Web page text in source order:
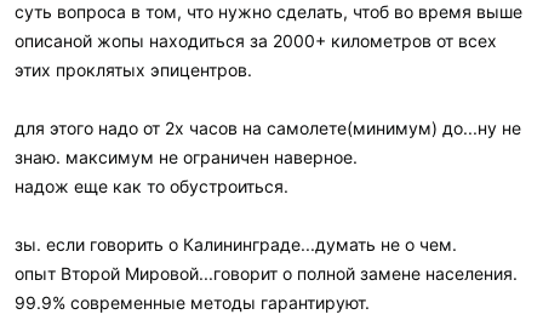
суть вопроса в том, что нужно сделать, чтоб во время выше
описаной жопы находиться за 2000+ километров от всех
этих проклятых эпицентров.
для этого надо от 2х часов на самолете(минимум) до...ну не
знаю. максимум не ограничен наверное.
надож еще как то обустроиться.
зы. если говорить о Калининграде...думать не о чем.
опыт Второй Мировой...говорит о полной замене населения.
99.9% современные методы гарантируют.